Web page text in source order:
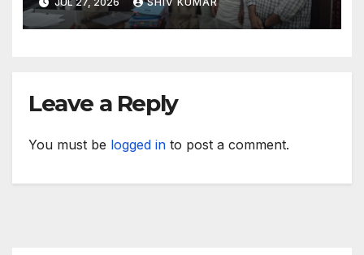
Leave a Reply
You must be logged in to post a comment.